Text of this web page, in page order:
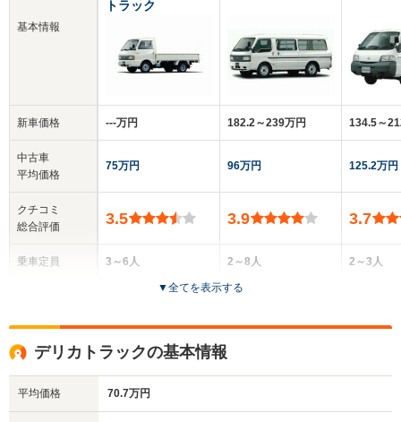
基本情報
新車価格
中古車
平均価格
クチコミ
総合評価
乗車定員
トラック
‐‐‐万円
75万円
3.5
3～6人
全高
1.91m～1.96m
182.2～239万円
96万円
3.9
2～8人
5ドア
134.5～
125.2万円
3.7
2～3人
▼全てを表示する
デリカトラックの基本情報
平均価格 70.7万円